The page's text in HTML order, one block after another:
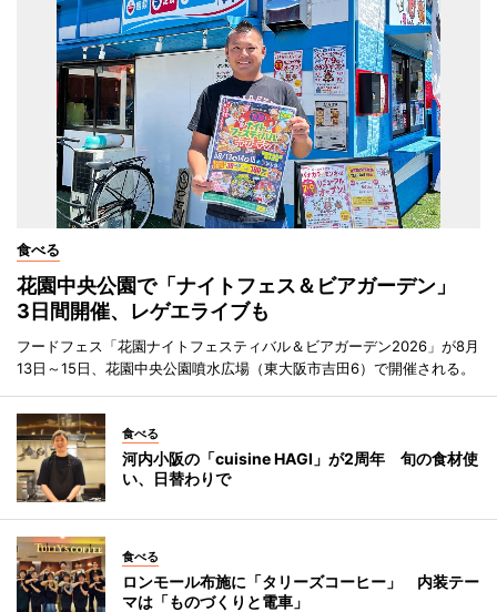
食べる
花園中央公園で「ナイトフェス＆ビアガーデン」
3日間開催、レゲエライブも
フードフェス「花園ナイトフェスティバル＆ビアガーデン2026」が8月
13日～15日、花園中央公園噴水広場（東大阪市吉田6）で開催される。
食べる
河内小阪の「cuisine HAGI」が2周年 旬の食材使
い、日替わりで
食べる
ロンモール布施に「タリーズコーヒー」 内装テー
マは「ものづくりと電車」